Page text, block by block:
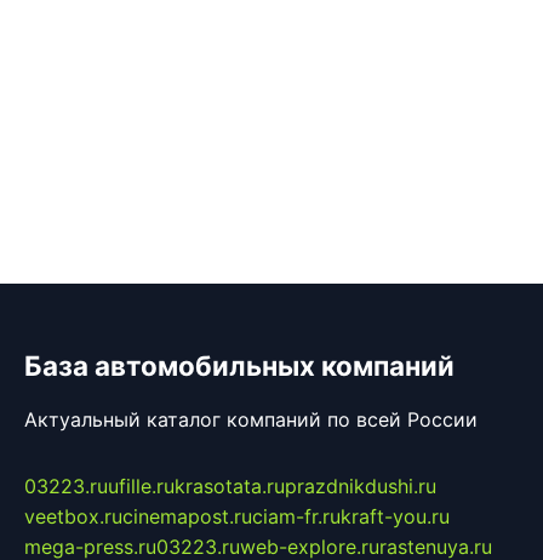
База автомобильных компаний
Актуальный каталог компаний по всей России
03223.ruufille.rukrasotata.ruprazdnikdushi.ru
veetbox.rucinemapost.ruciam-fr.rukraft-you.ru
mega-press.ru03223.ruweb-explore.rurastenuya.ru